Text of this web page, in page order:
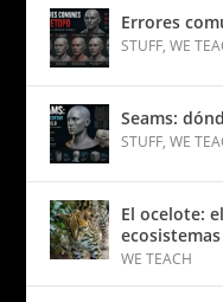
Errores
STUFF,WE
Seams:
STUFF,WE
El ocelote:
WE TEACH